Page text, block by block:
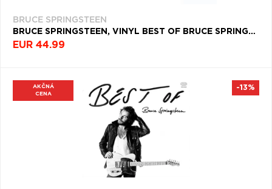
BRUCE SPRINGSTEEN
BRUCE SPRINGSTEEN, VINYL BEST OF BRUCE SPRINGSTEEN (ATLANTIC BLUE VINYL)
EUR 44.99
AKČNÁ
CENA
-13%